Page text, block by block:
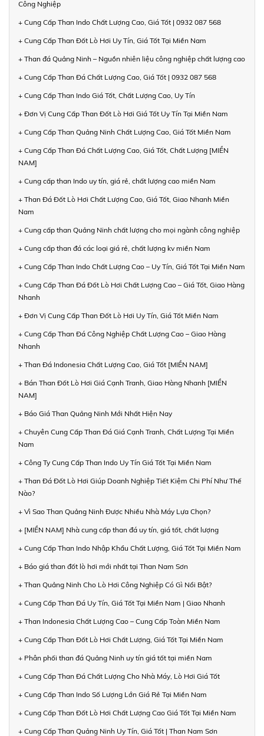
Công Nghiệp
+ Cung Cấp Than Indo Chất Lượng Cao, Giá Tốt | 0932 087 568
+ Cung Cấp Than Đốt Lò Hơi Uy Tín, Giá Tốt Tại Miền Nam
+ Than đá Quảng Ninh – Nguồn nhiên liệu công nghiệp chất lượng cao
+ Cung Cấp Than Đá Chất Lượng Cao, Giá Tốt | 0932 087 568
+ Cung Cấp Than Indo Giá Tốt, Chất Lượng Cao, Uy Tín
+ Đơn Vị Cung Cấp Than Đốt Lò Hơi Giá Tốt Uy Tín Tại Miền Nam
+ Cung Cấp Than Quảng Ninh Chất Lượng Cao, Giá Tốt Miền Nam
+ Cung Cấp Than Đá Chất Lượng Cao, Giá Tốt, Chất Lượng [MIỀN
NAM]
+ Cung cấp than Indo uy tín, giá rẻ, chất lượng cao miền Nam
+ Than Đá Đốt Lò Hơi Chất Lượng Cao, Giá Tốt, Giao Nhanh Miền
Nam
+ Cung cấp than Quảng Ninh chất lượng cho mọi ngành công nghiệp
+ Cung cấp than đá các loại giá rẻ, chất lượng kv miền Nam
+ Cung Cấp Than Indo Chất Lượng Cao – Uy Tín, Giá Tốt Tại Miền Nam
+ Cung Cấp Than Đá Đốt Lò Hơi Chất Lượng Cao – Giá Tốt, Giao Hàng
Nhanh
+ Đơn Vị Cung Cấp Than Đốt Lò Hơi Uy Tín, Giá Tốt Miền Nam
+ Cung Cấp Than Đá Công Nghiệp Chất Lượng Cao – Giao Hàng
Nhanh
+ Than Đá Indonesia Chất Lượng Cao, Giá Tốt [MIỀN NAM]
+ Bán Than Đốt Lò Hơi Giá Cạnh Tranh, Giao Hàng Nhanh [MIỀN
NAM]
+ Báo Giá Than Quảng Ninh Mới Nhất Hiện Nay
+ Chuyên Cung Cấp Than Đá Giá Cạnh Tranh, Chất Lượng Tại Miền
Nam
+ Công Ty Cung Cấp Than Indo Uy Tín Giá Tốt Tại Miền Nam
+ Than Đá Đốt Lò Hơi Giúp Doanh Nghiệp Tiết Kiệm Chi Phí Như Thế
Nào?
+ Vì Sao Than Quảng Ninh Được Nhiều Nhà Máy Lựa Chọn?
+ [MIỀN NAM] Nhà cung cấp than đá uy tín, giá tốt, chất lượng
+ Cung Cấp Than Indo Nhập Khẩu Chất Lượng, Giá Tốt Tại Miền Nam
+ Báo giá than đốt lò hơi mới nhất tại Than Nam Sơn
+ Than Quảng Ninh Cho Lò Hơi Công Nghiệp Có Gì Nổi Bật?
+ Cung Cấp Than Đá Uy Tín, Giá Tốt Tại Miền Nam | Giao Nhanh
+ Than Indonesia Chất Lượng Cao – Cung Cấp Toàn Miền Nam
+ Cung Cấp Than Đốt Lò Hơi Chất Lượng, Giá Tốt Tại Miền Nam
+ Phân phối than đá Quảng Ninh uy tín giá tốt tại miền Nam
+ Cung Cấp Than Đá Chất Lượng Cho Nhà Máy, Lò Hơi Giá Tốt
+ Cung Cấp Than Indo Số Lượng Lớn Giá Rẻ Tại Miền Nam
+ Cung Cấp Than Đốt Lò Hơi Chất Lượng Cao Giá Tốt Tại Miền Nam
+ Cung Cấp Than Quảng Ninh Uy Tín, Giá Tốt | Than Nam Sơn